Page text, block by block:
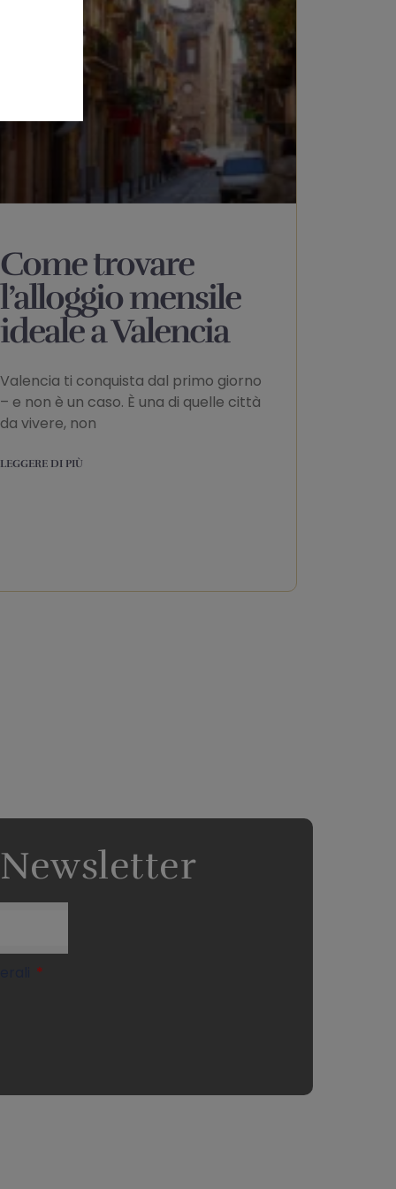
Come trovare
l’alloggio mensile
ideale a Valencia
Valencia ti conquista dal primo giorno
– e non è un caso. È una di quelle città
da vivere, non
LEGGERE DI PIÙ